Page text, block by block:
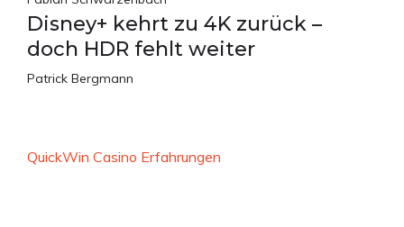
Disney+ kehrt zu 4K zurück –
doch HDR fehlt weiter
Patrick Bergmann
QuickWin Casino Erfahrungen